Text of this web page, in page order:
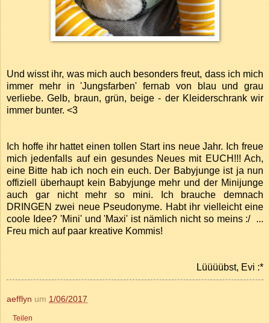
Und wisst ihr, was mich auch besonders freut, dass ich mich
immer mehr in 'Jungsfarben' fernab von blau und grau
verliebe. Gelb, braun, grün, beige - der Kleiderschrank wir
immer bunter. <3
Ich hoffe ihr hattet einen tollen Start ins neue Jahr. Ich freue
mich jedenfalls auf ein gesundes Neues mit EUCH!!! Ach,
eine Bitte hab ich noch ein euch. Der Babyjunge ist ja nun
offiziell überhaupt kein Babyjunge mehr und der Minijunge
auch gar nicht mehr so mini. Ich brauche demnach
DRINGEN zwei neue Pseudonyme. Habt ihr vielleicht eine
coole Idee? 'Mini' und 'Maxi' ist nämlich nicht so meins :/ ...
Freu mich auf paar kreative Kommis!
Lüüüübst, Evi :*
aefflyn um 1/06/2017
Teilen